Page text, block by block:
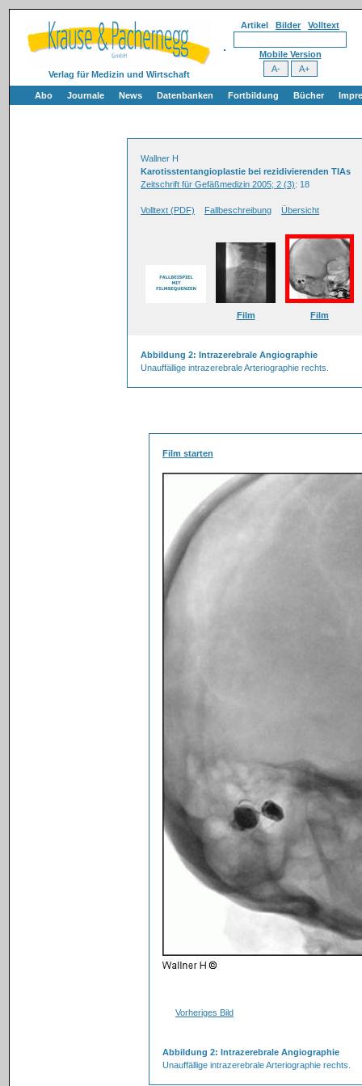
Verlag für Medizin und Wirtschaft
Artikel Bilder Volltext
Mobile Version
Abo Journale News Datenbanken Fortbildung Bücher
Wallner H
Karotisstentangioplastie bei rezidivierenden TIAs
Zeitschrift für Gefäßmedizin 2005; 2 (3): 18
Volltext (PDF) Fallbeschreibung Übersicht
Film Film
Abbildung 2: Intrazerebrale Angiographie
Unauffällige intrazerebrale Arteriographie rechts.
Film starten
Vorheriges Bild
Abbildung 2: Intrazerebrale Angiographie
Unauffällige intrazerebrale Arteriographie rechts.